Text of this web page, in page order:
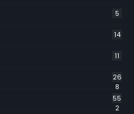
5
14
11
26
8
55
2